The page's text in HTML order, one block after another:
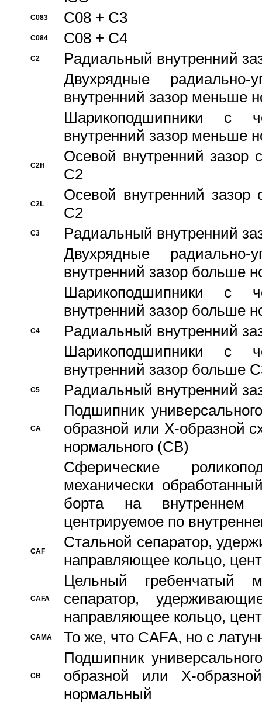
C083 C08 + C3
C084 C08 + C4
C2
Pадиальный внутренний
Двухрядные радиально-
внутренний зазор меньше
Шарикоподшипники с
внутренний зазор меньше
C2H
Осевой внутренний зазор
C2
C2L
Осевой внутренний зазор
C2
C3
Pадиальный внутренний
Двухрядные радиально-
внутренний зазор больше
Шарикоподшипники с
внутренний зазор больше
C4
Pадиальный внутренний
Шарикоподшипники с
внутренний зазор больше
C5 Pадиальный внутренний
CA
Подшипник
образной или Х-образной
нормального (CB)
Сферические
механически
борта на внутреннем
центрируемое по
CAF
Стальной сепаратор,
направляющее кольцо,
CAFA
Цельный гребенчатый
сепаратор,
направляющее кольцо,
CAMA То же, что CAFA, но с
CB
Подшипник
образной или Х-
нормальный